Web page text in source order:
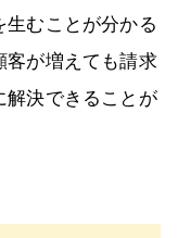
生むことが分かる
客が増えても請求
解決できることが